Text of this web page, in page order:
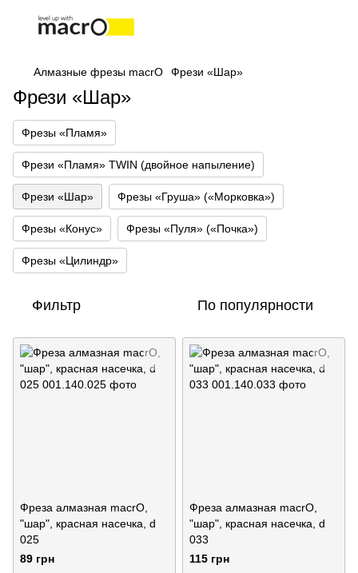
Алмазные фрезы macrO Фрези «Шар»
Фрези «Шар»
Фрезы «Пламя»
Фрези «Пламя» TWIN (двойное напыление)
Фрези «Шар» Фрезы «Груша» («Морковка»)
Фрезы «Конус» Фрезы «Пуля» («Почка»)
Фрезы «Цилиндр»
Фильтр По популярности
Фреза алмазная macrO,
"шар", красная насечка, d
025
89 грн
Фреза алмазная macrO,
"шар", красная насечка, d
033
115 грн